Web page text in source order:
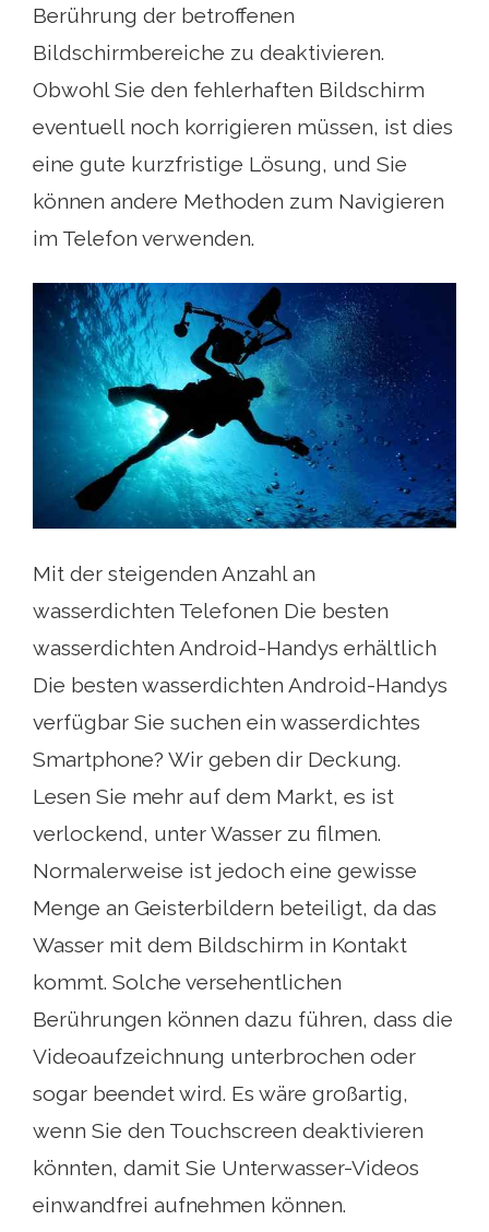
Berührung der betroffenen
Bildschirmbereiche zu deaktivieren.
Obwohl Sie den fehlerhaften Bildschirm
eventuell noch korrigieren müssen, ist dies
eine gute kurzfristige Lösung, und Sie
können andere Methoden zum Navigieren
im Telefon verwenden.
Mit der steigenden Anzahl an
wasserdichten Telefonen Die besten
wasserdichten Android-Handys erhältlich
Die besten wasserdichten Android-Handys
verfügbar Sie suchen ein wasserdichtes
Smartphone? Wir geben dir Deckung.
Lesen Sie mehr auf dem Markt, es ist
verlockend, unter Wasser zu filmen.
Normalerweise ist jedoch eine gewisse
Menge an Geisterbildern beteiligt, da das
Wasser mit dem Bildschirm in Kontakt
kommt. Solche versehentlichen
Berührungen können dazu führen, dass die
Videoaufzeichnung unterbrochen oder
sogar beendet wird. Es wäre großartig,
wenn Sie den Touchscreen deaktivieren
könnten, damit Sie Unterwasser-Videos
einwandfrei aufnehmen können.